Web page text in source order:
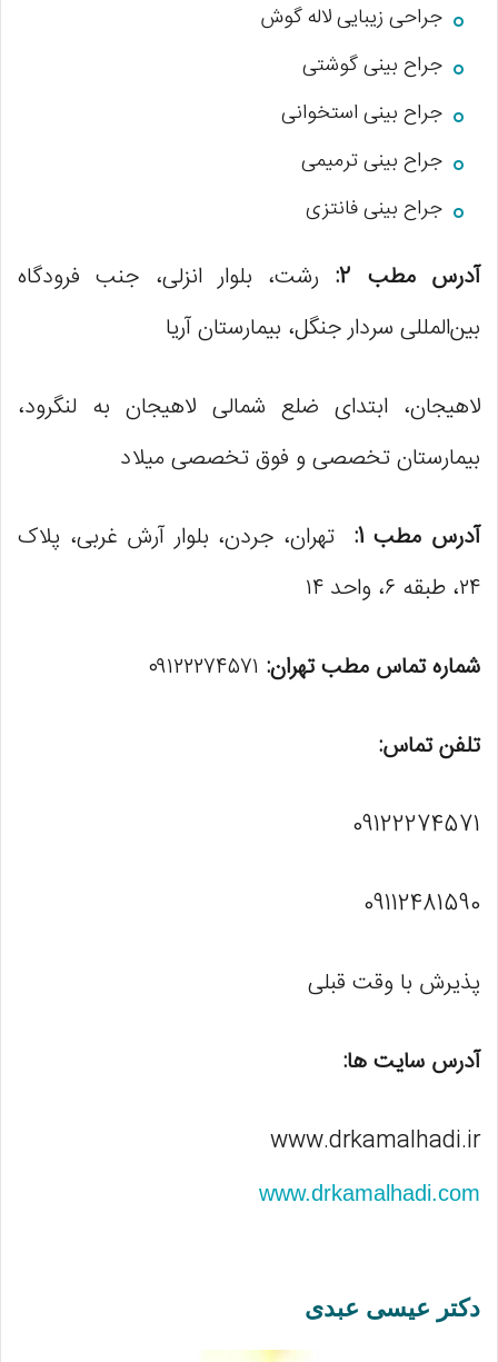
جراحی زیبایی لاله گوش
جراح بینی گوشتی
جراح بینی استخوانی
جراح بینی ترمیمی
جراح بینی فانتزی
آدرس مطب 2:
رشت، بلوار انزلی، جنب فرودگاه
بین‌المللی سردار جنگل، بیمارستان آریا
لاهیجان، ابتدای ضلع شمالی لاهیجان به لنگرود،
بیمارستان تخصصی و فوق تخصصی میلاد
آدرس مطب 1:
تهران، جردن، بلوار آرش غربی، پلاک
۲۴، طبقه ۶، واحد ۱۴
شماره تماس مطب تهران:
تلفن تماس:
09122274571
09112481590
پذیرش با وقت قبلی
آدرس سایت ها:
www.drkamalhadi.ir
www.drkamalhadi.com
دکتر عیسی عبدی